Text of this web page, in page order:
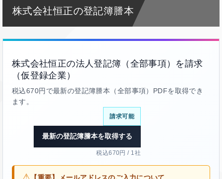
株式会社恒正の登記簿謄本
株式会社恒正の法人登記簿（全部事項）を請求
（仮登録企業）
税込670円で最新の登記簿謄本（全部事項）PDFを取得でき
ます。
請求可能
最新の登記簿謄本を取得する
税込670円 / 1社
⚠